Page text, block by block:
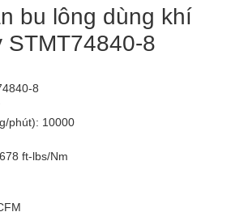
bu lông dùng khí
STMT74840-8
8
phút): 10000
ft-lbs/Nm